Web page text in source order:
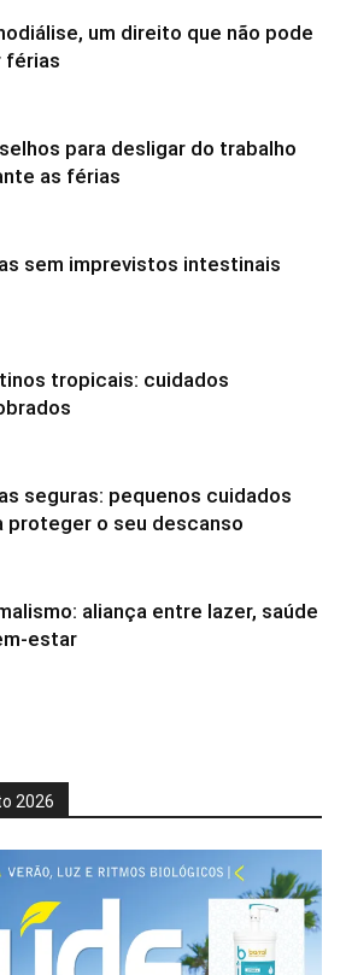
um direito que não pode
férias
para desligar do trabalho
as férias
sem imprevistos intestinais
tropicais: cuidados
seguras: pequenos cuidados
proteger o seu descanso
aliança entre lazer, saúde
estar
2026